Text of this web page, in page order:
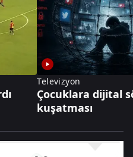
Televizyon
Çocuklara dijital
kuşatması